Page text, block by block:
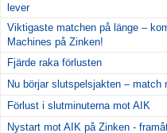
lever
Viktigaste matchen på länge –
Machines på Zinken!
Fjärde raka förlusten
Nu börjar slutspelsjakten – match
Förlust i slutminuterna mot AIK
Nystart mot AIK på Zinken -